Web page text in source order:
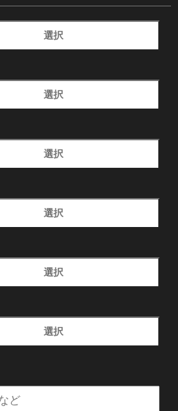
選択
選択
選択
選択
選択
選択